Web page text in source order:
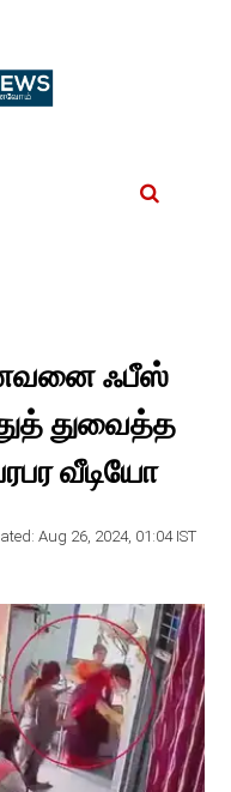
ஃபீஸ்
துவைத்த
வீடியோ
Aug 26, 2024, 01:04 IST